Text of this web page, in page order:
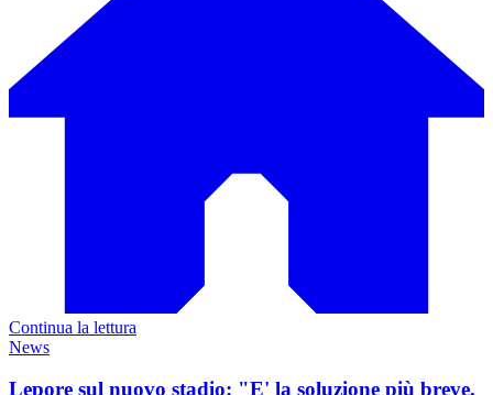
Continua la lettura
News
Lepore sul nuovo stadio: "E' la soluzione più breve.